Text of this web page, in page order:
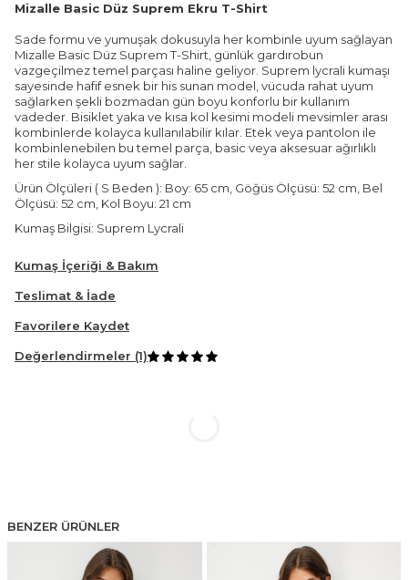
Mizalle Basic Düz Suprem Ekru T-Shirt
Sade formu ve yumuşak dokusuyla her kombinle uyum sağlayan
Mizalle Basic Düz Suprem T-Shirt, günlük gardırobun
vazgeçilmez temel parçası haline geliyor. Suprem lycrali kumaşı
sayesinde hafif esnek bir his sunan model, vücuda rahat uyum
sağlarken şekli bozmadan gün boyu konforlu bir kullanım
vadeder. Bisiklet yaka ve kısa kol kesimi modeli mevsimler arası
kombinlerde kolayca kullanılabilir kılar. Etek veya pantolon ile
kombinlenebilen bu temel parça, basic veya aksesuar ağırlıklı
her stile kolayca uyum sağlar.
Ürün Ölçüleri ( S Beden ): Boy: 65 cm, Göğüs Ölçüsü: 52 cm, Bel
Ölçüsü: 52 cm, Kol Boyu: 21 cm
Kumaş Bilgisi: Suprem Lycrali
Kumaş İçeriği & Bakım
Teslimat & İade
Favorilere Kaydet
Değerlendirmeler (1)
BENZER ÜRÜNLER